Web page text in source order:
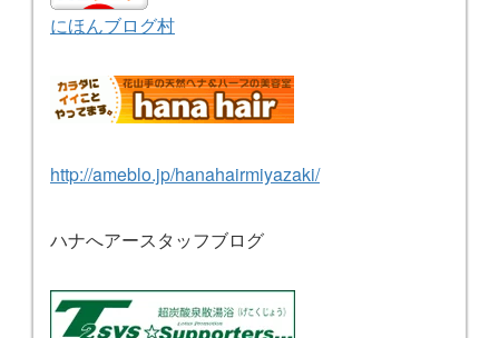
にほんブログ村
http://ameblo.jp/hanahairmiyazaki/
ハナへアースタッフブログ